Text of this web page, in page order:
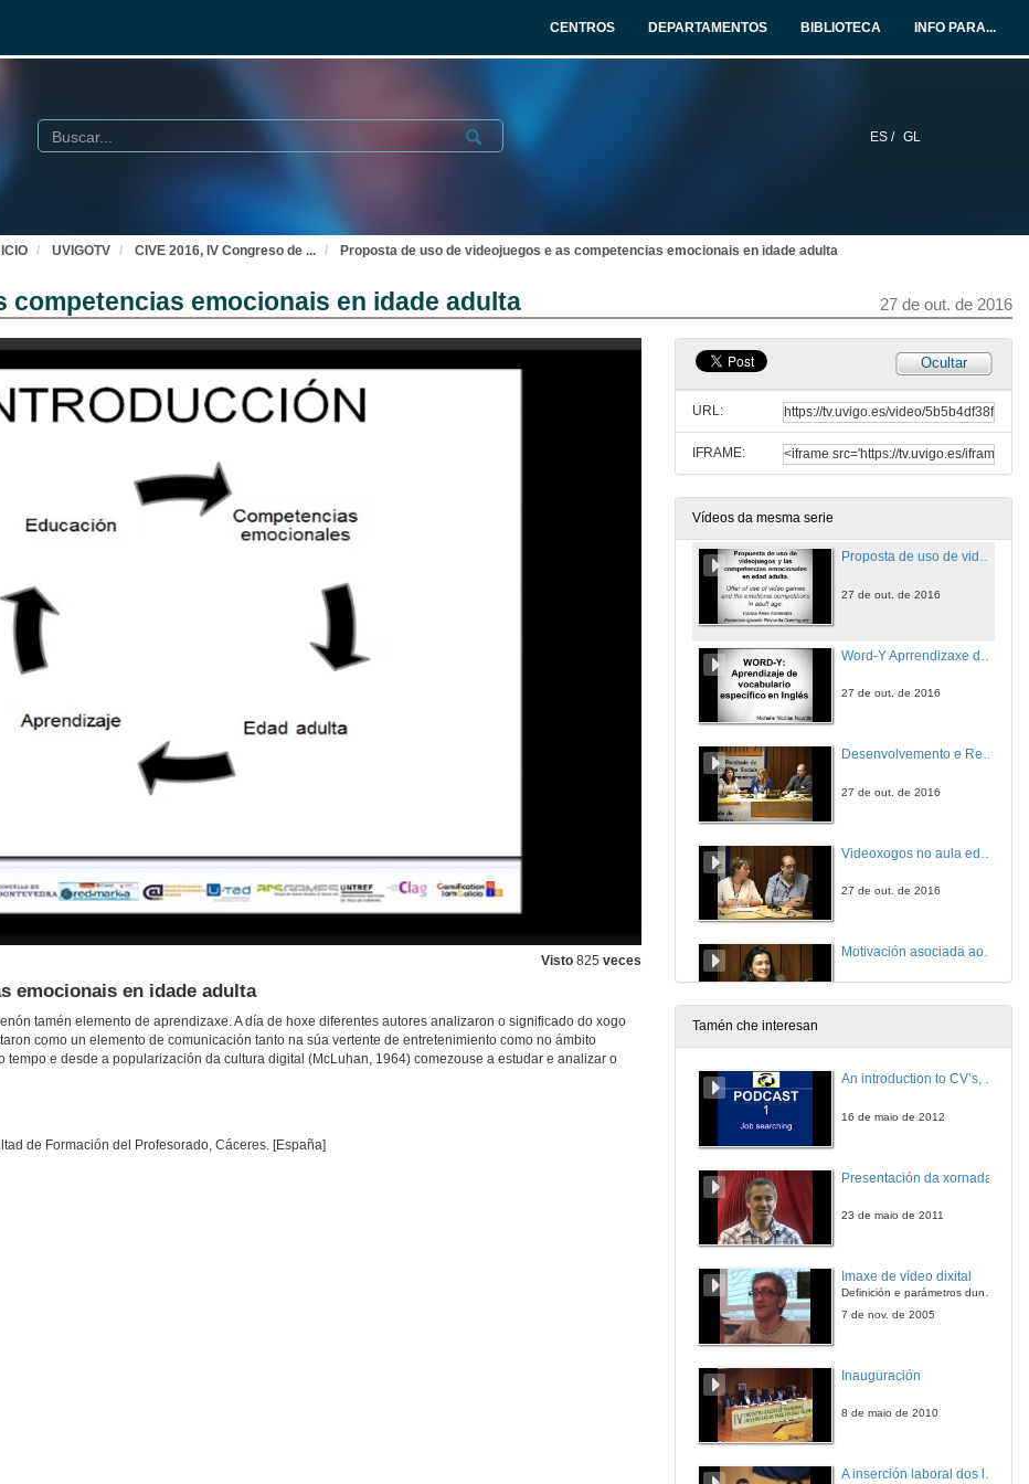
CENTROS DEPARTAMENTOS BIBLIOTECA INFO PARA...
ES / GL
Buscar Submit
UVIGOTV CIVE 2016, IV Congreso de ... Proposta de uso de videojuegos e as competencias emocionais en idade adulta
competencias emocionais en idade adulta 27 de out. de 2016
Visto 825 veces
emocionais en idade adulta
tamén elemento de aprendizaxe. A día de hoxe diferentes autores analizaron o significado do xogo
como un elemento de comunicación tanto na súa vertente de entretenimiento como no ámbito
e desde a popularización da cultura digital (McLuhan, 1964) comezouse a estudar e analizar o
de Formación del Profesorado, Cáceres. [España]
Ocultar
URL:
IFRAME:
Vídeos da mesma serie
Personalización da gamificación e software educativo
27 de out. de 2016
Efectividade do tratamento do control postural utilizando a nintendo wii en pacientes hemipléjicos adultos post AVC.
Realidade aumentada
O futuro dos videojuegos e o impacto na educación formal
27 de out. de 2016
Proposta de uso de videojuegos e as competencias emocionais en idade adulta
27 de out. de 2016
27 de out. de 2016
Desenvolvemento e Reutilización de Videoxogos como Estratexia Interdisciplinar de Ensino e Aprendizaxe na Educación Superior
27 de out. de 2016
27 de out. de 2016
Motivación asociada ao videojuego Calangos e á aprendizaxe das ciencias, en actividades de modelización que o inclúen
Os videoxogos no contexto educativo:
27 de out. de 2016
27 de out. de 2016
Tamén che interesan
An introduction to CV’s, letters, and job searching
16 de maio de 2012
Presentación da xornada
23 de maio de 2011
Imaxe de vídeo dixital
Definición e parámetros dunha imaxe dixital. Resolución e Aspecto. Profundidade da cor. Compresión. Frame por segundo. Entrelazado. Campos, cadros
7 de nov. de 2005
Inauguración
8 de maio de 2010
A inserción laboral dos licenciados en Ciencias do Mar: a carreira investigadora